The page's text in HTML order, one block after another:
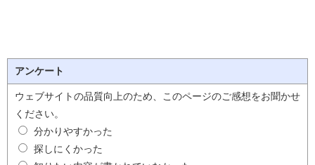
アンケート
ウェブサイトの品質向上のため、このページのご感想をお聞かせ
ください。
分かりやすかった
探しにくかった